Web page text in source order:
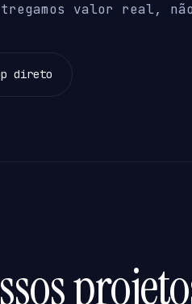
valor real, não
direto